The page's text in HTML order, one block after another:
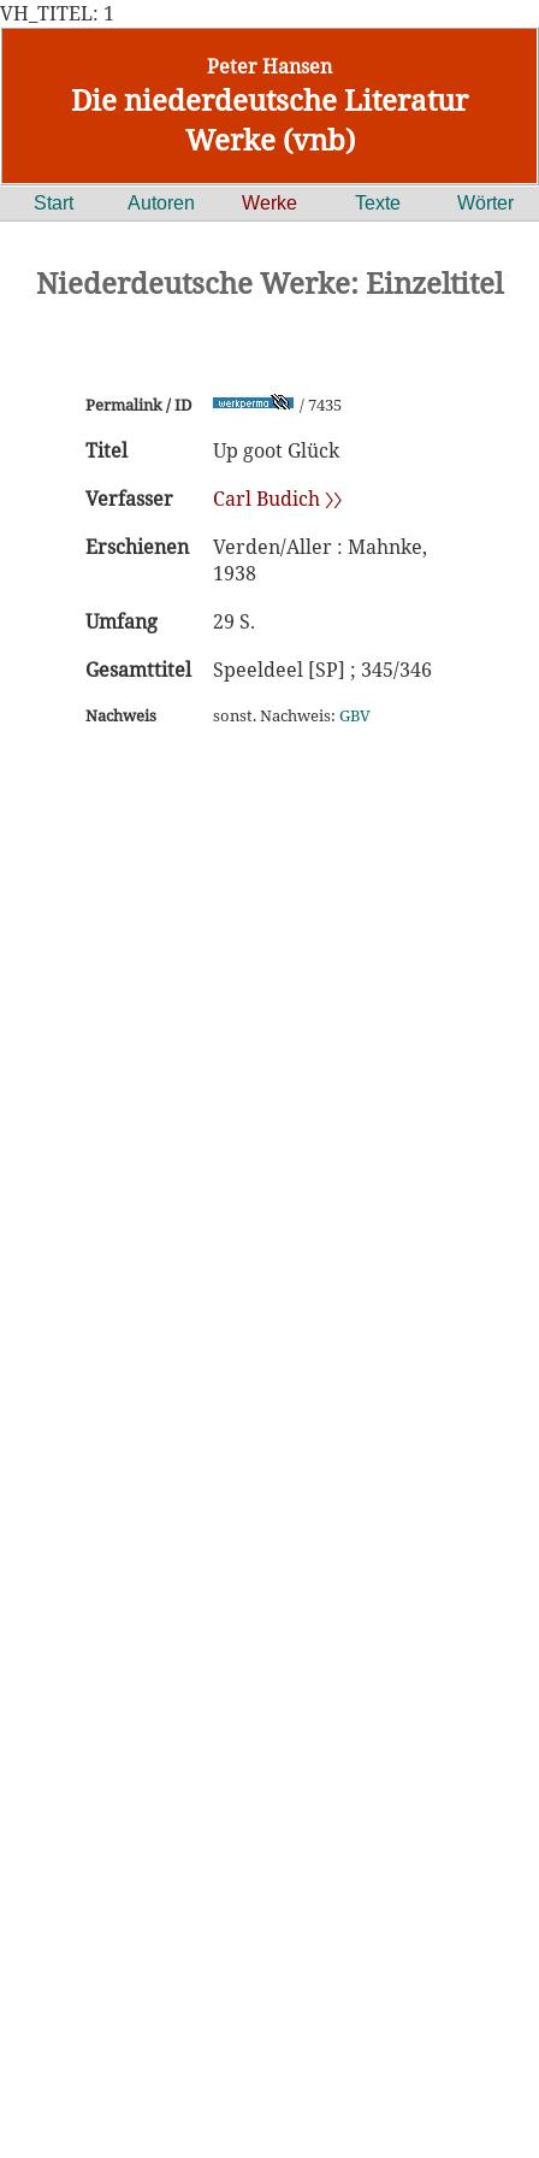
VH_TITEL: 1
Peter Hansen
Die niederdeutsche Literatur
Werke (vnb)
Start Autoren Werke Texte Wörter
Niederdeutsche Werke: Einzeltitel
Permalink / ID / 7435
Titel
Up goot Glück
Verfasser
Carl Budich 〉〉
Erschienen
Verden/Aller : Mahnke,
1938
Umfang
29 S.
Gesamttitel
Speeldeel [SP] ; 345/346
Nachweis sonst. Nachweis: GBV